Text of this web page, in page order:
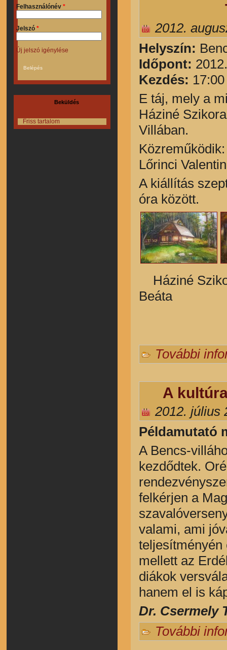
Felhasználónév *
Jelszó *
Új jelszó igénylése
Beküldés
Friss tartalom
2012.
Helyszín:
Időpont:
Kezdés: 17:00
E táj, mely a
Háziné
Villában.
Lőrinci Valentin
A kiállítás
óra között.
Háziné
Beáta
További
A
2012. július
Példamutató
A Bencs-
kezdődtek.
felkérjen a
valami, ami
teljesítményén
mellett az
diákok
hanem el is
Dr. Csermely
További